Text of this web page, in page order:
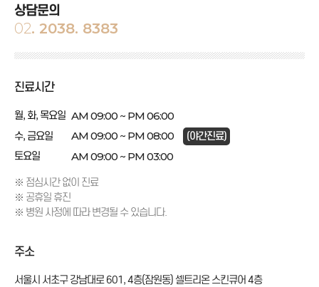
상담문의
02. 2038. 8383
진료시간
월, 화, 목요일 AM 09:00 ~ PM 06:00
수, 금요일 AM 09:00 ~ PM 08:00
(야간진료)
토요일
AM 09:00 ~ PM 03:00
※ 점심시간 없이 진료
※ 공휴일 휴진
※ 병원 사정에 따라 변경될 수 있습니다.
주소
서울시 서초구 강남대로 601, 4층(잠원동) 셀트리온 스킨큐어 4층